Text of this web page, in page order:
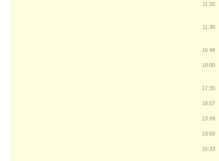
11:20
11:30
16:48
10:00
17:35
18:07
13:49
19:58
15:33